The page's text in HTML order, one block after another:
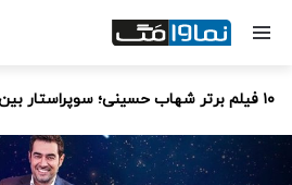
۱۰ فیلم برتر شهاب حسینی؛ سوپراستار بین‌المللی سینمای ایران